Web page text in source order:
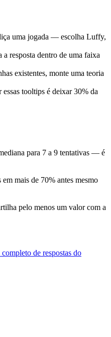
uma jogada — escolha Luffy,
resposta dentro de uma faixa
existentes, monte uma teoria
tooltips é deixar 30% da
para 7 a 9 tentativas — é
mais de 70% antes mesmo
pelo menos um valor com a
de respostas do